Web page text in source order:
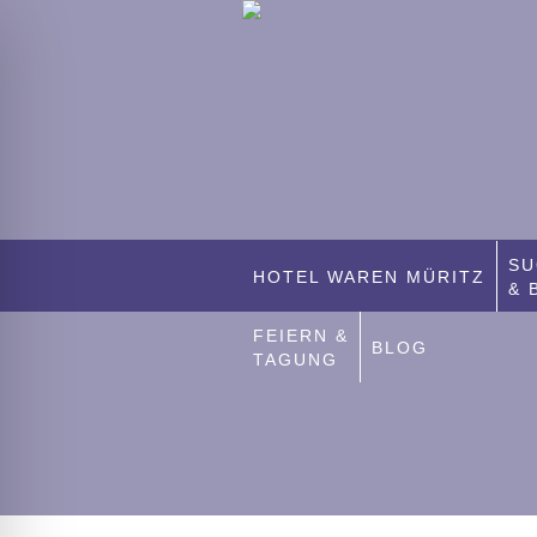
HOTEL WAREN MÜRITZ
&
FEIERN &
TAGUNG
BLOG